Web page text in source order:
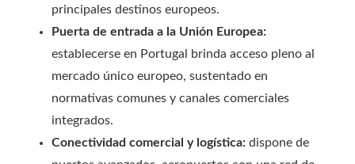
principales destinos europeos.
Puerta de entrada a la Unión Europea:
establecerse en Portugal brinda acceso pleno al
mercado único europeo, sustentado en
normativas comunes y canales comerciales
integrados.
Conectividad comercial y logística: dispone de